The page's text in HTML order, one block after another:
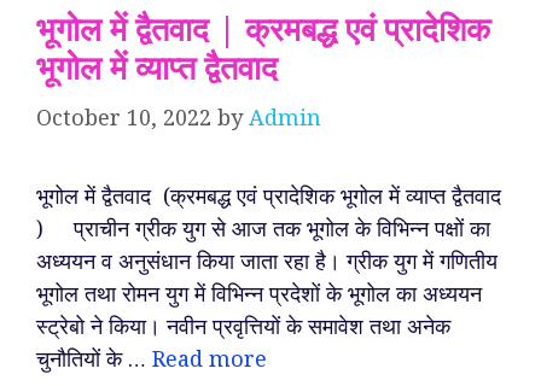
भूगोल में द्वैतवाद | क्रमबद्ध एवं प्रादेशिक
भूगोल में व्याप्त द्वैतवाद
October 10, 2022 byAdmin
भूगोल में द्वैतवाद (क्रमबद्ध एवं प्रादेशिक भूगोल में व्याप्त द्वैतवाद
) प्राचीन ग्रीक युग से आज तक भूगोल के विभिन्न पक्षों का
अध्ययन व अनुसंधान किया जाता रहा है। ग्रीक युग में गणितीय
भूगोल तथा रोमन युग में विभिन्न प्रदेशों के भूगोल का अध्ययन
स्ट्रेबो ने किया। नवीन प्रवृत्तियों के समावेश तथा अनेक
चुनौतियों के … Read more